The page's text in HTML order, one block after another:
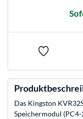
Das Kingston
Speichermodul (PC4-